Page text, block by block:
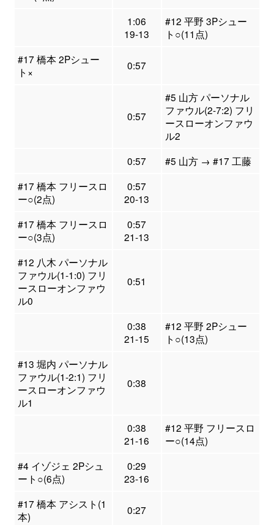
1:06
19-13
#12 平野 3Pシュー
ト○(11点)
#17 橋本 2Pシュー
ト×
0:57
0:57
#5 山方 パーソナル
ファウル(2-7:2) フリ
ースローオンファウ
ル2
0:57
#5 山方 → #17 工藤
#17 橋本 フリースロ
ー○(2点)
0:57
20-13
#17 橋本 フリースロ
ー○(3点)
0:57
21-13
#12 八木 パーソナル
ファウル(1-1:0) フリ
ースローオンファウ
ル0
0:51
0:38
21-15
#12 平野 2Pシュー
ト○(13点)
#13 堀内 パーソナル
ファウル(1-2:1) フリ
ースローオンファウ
ル1
0:38
0:38
21-16
#12 平野 フリースロ
ー○(14点)
#4 イゾジェ 2Pシュ
ート○(6点)
0:29
23-16
#17 橋本 アシスト(1
本)
0:27